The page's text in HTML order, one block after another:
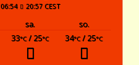
06:54 20:57 CEST
sa.
so.
33°C/ 25°C 34°C/ 25°C